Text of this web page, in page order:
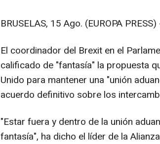
BRUSELAS, 15 Ago. (EUROPA PRESS)
El coordinador del Brexit en el
calificado de "fantasía" la propuesta
Unido para mantener una "unión
acuerdo definitivo sobre los
"Estar fuera y dentro de la unión
fantasía", ha dicho el líder de la